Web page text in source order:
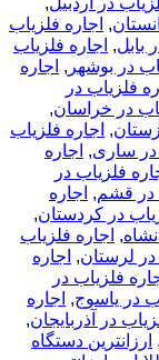
, اجاره فلزیاب
بابل, اجاره فلزیاب
در بوشهر , اجاره
فلزیاب در
در خراسان,
, اجاره فلزیاب
در ساری, اجاره
فلزیاب در
در قشم, اجاره
در کردستان,
, اجاره فلزیاب
در لرستان, اجاره
فلزیاب در
در یاسوج, اجاره
در آذربایجان,
, ارزانترین دستگاه